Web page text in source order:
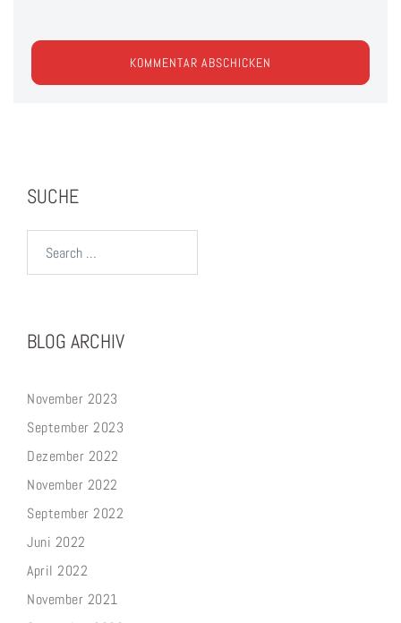
SUCHE
BLOG ARCHIV
November 2023
September 2023
Dezember 2022
November 2022
September 2022
Juni 2022
April 2022
November 2021